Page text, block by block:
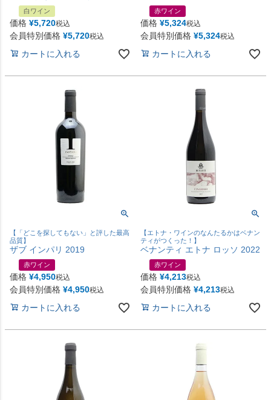
白ワイン
価格 ¥5,720税込
会員特別価格 ¥5,720税込
カートに入れる
赤ワイン
価格 ¥5,324税込
会員特別価格 ¥5,324税込
カートに入れる
【「どこを探してもない」と評した最高
品質】
ザブ インパリ 2019
赤ワイン
価格 ¥4,950税込
会員特別価格 ¥4,950税込
カートに入れる
【エトナ・ワインのなんたるかはベナン
ティがつくった！】
ベナンティ エトナ ロッソ 2022
赤ワイン
価格 ¥4,213税込
会員特別価格 ¥4,213税込
カートに入れる